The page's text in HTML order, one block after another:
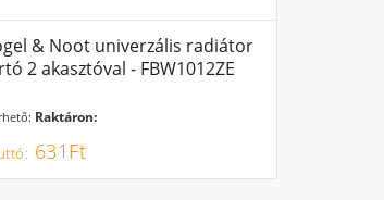
& Noot univerzális radiátor
2 akasztóval - FBW1012ZE
Raktáron:
631Ft